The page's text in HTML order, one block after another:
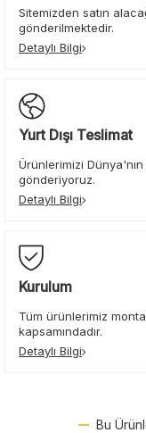
Sitemizden satın
gönderilmektedir.
Detaylı Bilgi
Yurt Dışı Teslimat
Ürünlerimizi
gönderiyoruz.
Detaylı Bilgi
Kurulum
Tüm ürünlerimiz
kapsamındadır.
Detaylı Bilgi
Bu